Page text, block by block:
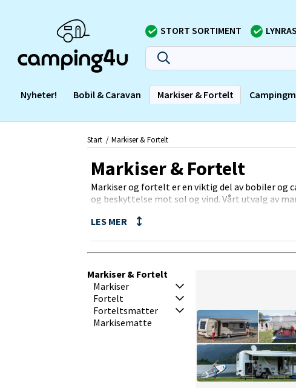
STORT SORTIMENT
Nyheter! Bobil & Caravan Markiser & Fortelt
Start Markiser & Fortelt
Markiser & Fortelt
Markiser og fortelt er en viktig del av bobiler og
og beskyttelse mot sol og vind. Vårt utvalg av
Våre markiser og fortelt er enkle å montere og
kjøretøy. Kontakt oss om du trenger hjelp med å
fortelt:info@camping4u.no
Markiser & Fortelt
Markiser
Fortelt
Forteltsmatter
Markisematte